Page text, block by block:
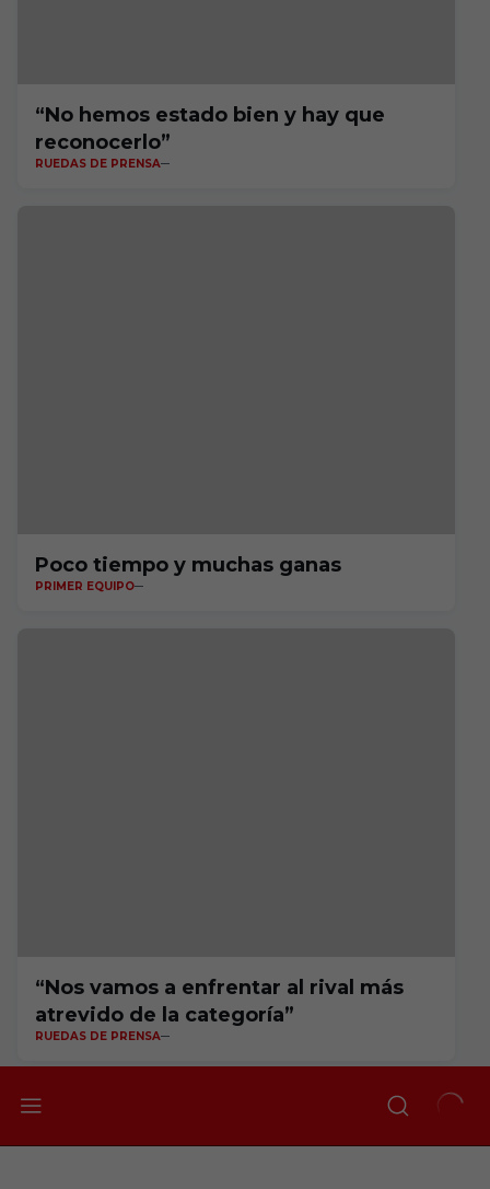
“No hemos estado bien y hay que
reconocerlo”
RUEDAS DE PRENSA
Poco tiempo y muchas ganas
PRIMER EQUIPO
“Nos vamos a enfrentar al rival más
atrevido de la categoría”
RUEDAS DE PRENSA